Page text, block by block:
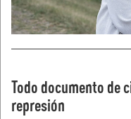
Todo documento de
represión